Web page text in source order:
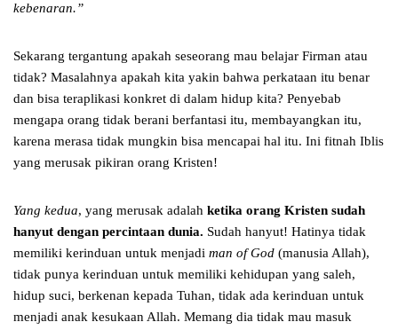
kebenaran.”
Sekarang tergantung apakah seseorang mau belajar Firman atau
tidak? Masalahnya apakah kita yakin bahwa perkataan itu benar
dan bisa teraplikasi konkret di dalam hidup kita? Penyebab
mengapa orang tidak berani berfantasi itu, membayangkan itu,
karena merasa tidak mungkin bisa mencapai hal itu. Ini fitnah Iblis
yang merusak pikiran orang Kristen!
Yang kedua, yang merusak adalah ketika orang Kristen sudah
hanyut dengan percintaan dunia. Sudah hanyut! Hatinya tidak
memiliki kerinduan untuk menjadi man of God (manusia Allah),
tidak punya kerinduan untuk memiliki kehidupan yang saleh,
hidup suci, berkenan kepada Tuhan, tidak ada kerinduan untuk
menjadi anak kesukaan Allah. Memang dia tidak mau masuk